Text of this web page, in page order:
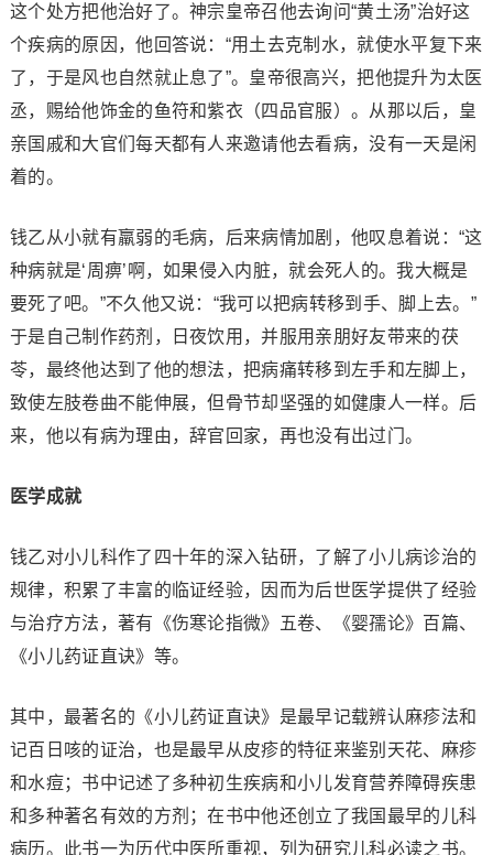
这个处方把他治好了。神宗皇帝召他去询问“黄土汤”治好这
个疾病的原因，他回答说：“用土去克制水，就使水平复下来
了，于是风也自然就止息了”。皇帝很高兴，把他提升为太医
丞，赐给他饰金的鱼符和紫衣（四品官服）。从那以后，皇
亲国戚和大官们每天都有人来邀请他去看病，没有一天是闲
着的。
钱乙从小就有羸弱的毛病，后来病情加剧，他叹息着说：“这
种病就是‘周痹’啊，如果侵入内脏，就会死人的。我大概是
要死了吧。”不久他又说：“我可以把病转移到手、脚上去。”
于是自己制作药剂，日夜饮用，并服用亲朋好友带来的茯
苓，最终他达到了他的想法，把病痛转移到左手和左脚上，
致使左肢卷曲不能伸展，但骨节却坚强的如健康人一样。后
来，他以有病为理由，辞官回家，再也没有出过门。
医学成就
钱乙对小儿科作了四十年的深入钻研，了解了小儿病诊治的
规律，积累了丰富的临证经验，因而为后世医学提供了经验
与治疗方法，著有《伤寒论指微》五卷、《婴孺论》百篇、
《小儿药证直诀》等。
其中，最著名的《小儿药证直诀》是最早记载辨认麻疹法和
记百日咳的证治，也是最早从皮疹的特征来鉴别天花、麻疹
和水痘；书中记述了多种初生疾病和小儿发育营养障碍疾患
和多种著名有效的方剂；在书中他还创立了我国最早的儿科
病历。此书一为历代中医所重视，列为研究儿科必读之书。